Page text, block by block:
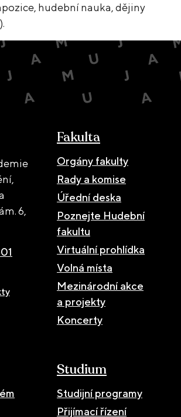
hudební nauka, dějiny
6,
Fakulta
Orgány fakulty
Rady a komise
Úřední deska
Poznejte Hudební
fakultu
Virtuální prohlídka
Volná místa
Mezinárodní akce
a projekty
Koncerty
Studium
Studijní programy
Přijímací řízení